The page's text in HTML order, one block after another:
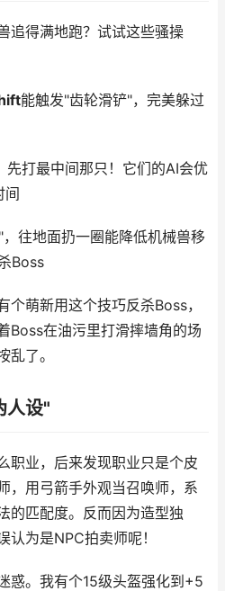
追得满地跑？试试这些骚操
能触发"齿轮滑铲"，完美躲过
打最中间那只！它们的AI会优
间
往地面扔一圈能降低机械兽移
Boss
个萌新用这个技巧反杀Boss，
Boss在油污里打滑摔墙角的场
乱了。
人设"
职业，后来发现职业只是个皮
，用弓箭手外观当召唤师，系
的匹配度。反而因为造型独
认为是NPC拍卖师呢！
惑。我有个15级头盔强化到+5